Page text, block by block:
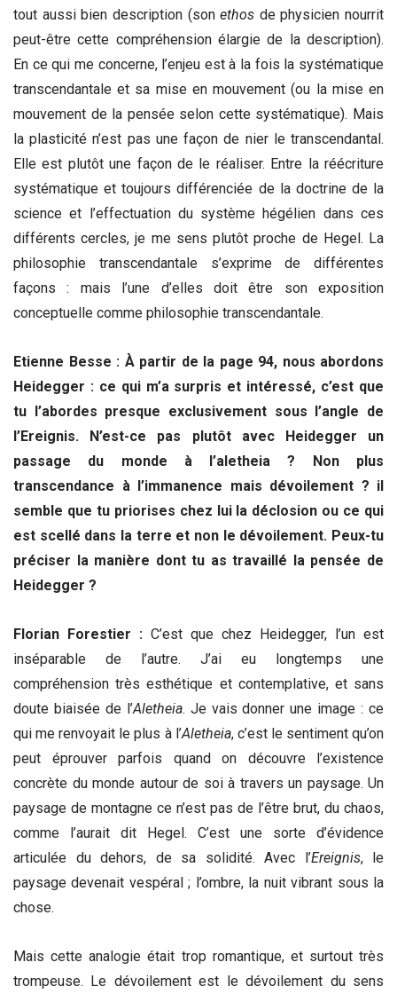
tout aussi bien description (sonethos de physicien nourrit
peut-être cette compréhension élargie de la description).
En ce qui me concerne, l’enjeu est à la fois la systématique
transcendantale et sa mise en mouvement (ou la mise en
mouvement de la pensée selon cette systématique). Mais
la plasticité n’est pas une façon de nier le transcendantal.
Elle est plutôt une façon de le réaliser. Entre la réécriture
systématique et toujours différenciée de la doctrine de la
science et l’effectuation du système hégélien dans ces
différents cercles, je me sens plutôt proche de Hegel. La
philosophie transcendantale s’exprime de différentes
façons : mais l’une d’elles doit être son exposition
conceptuelle comme philosophie transcendantale.
Etienne Besse : À partir de la page 94, nous abordons
Heidegger : ce qui m’a surpris et intéressé, c’est que
tu l’abordes presque exclusivement sous l’angle de
l’Ereignis. N’est-ce pas plutôt avec Heidegger un
passage du monde à l’aletheia ? Non plus
transcendance à l’immanence mais dévoilement ? il
semble que tu priorises chez lui la déclosion ou ce qui
est scellé dans la terre et non le dévoilement. Peux-tu
préciser la manière dont tu as travaillé la pensée de
Heidegger ?
Florian Forestier : C’est que chez Heidegger, l’un est
inséparable de l’autre. J’ai eu longtemps une
compréhension très esthétique et contemplative, et sans
doute biaisée de l’Aletheia. Je vais donner une image : ce
qui me renvoyait le plus à l’Aletheia, c’est le sentiment qu’on
peut éprouver parfois quand on découvre l’existence
concrète du monde autour de soi à travers un paysage. Un
paysage de montagne ce n’est pas de l’être brut, du chaos,
comme l’aurait dit Hegel. C’est une sorte d’évidence
articulée du dehors, de sa solidité. Avec l’Ereignis, le
paysage devenait vespéral ; l’ombre, la nuit vibrant sous la
chose.
Mais cette analogie était trop romantique, et surtout très
trompeuse. Le dévoilement est le dévoilement du sens